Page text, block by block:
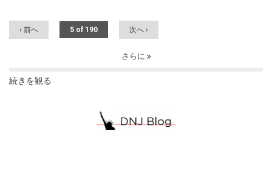
‹ 前へ 5 of 190 次へ ›
さらに
続きを観る